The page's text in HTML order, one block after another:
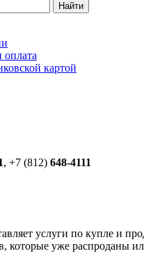
Найти
оплата
картой
, +7 (812) 648-4111
услуги по купле и
которые уже распроданы